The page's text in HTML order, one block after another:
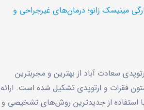
مینیسک زانو؛ درمان‌های غیرجراحی و
سعادت آباد از بهترین و مجربترین
فقرات و ارتوپدی تشکیل شده است. ارائه
استفاده از جدیدترین روش‌های تشخیصی و